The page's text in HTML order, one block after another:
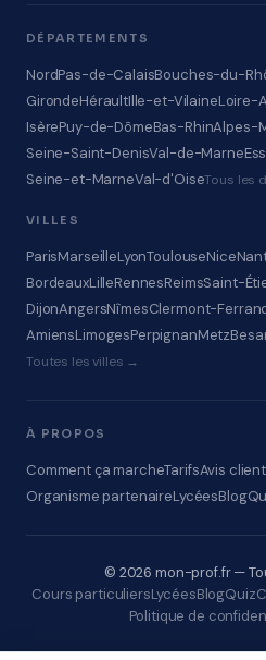
DÉPARTEMENTS
NordPas-de-CalaisBouches-du-
GirondeHéraultIlle-et-VilaineLoire-
IsèrePuy-de-DômeBas-RhinAlpes-
Seine-Saint-DenisVal-de-Marne
Seine-et-MarneVal-d'OiseTous les
VILLES
ParisMarseilleLyonToulouseNice
BordeauxLilleRennesReimsSaint-
DijonAngersNîmesClermont-
AmiensLimogesPerpignanMetz
Toutes les villes →
À PROPOS
Comment ça marcheTarifsAvis
Organisme partenaireLycéesBlog
© 2026 mon-prof.fr —
Cours particuliersLycéesBlogQuiz
Politique de